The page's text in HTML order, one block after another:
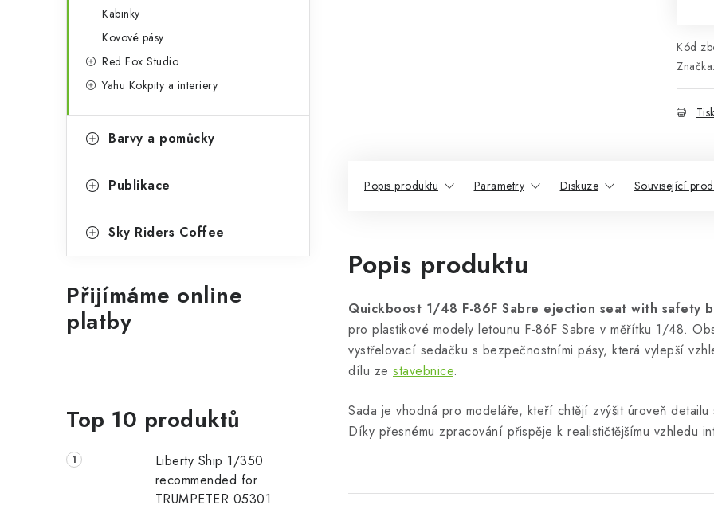
Kabinky
Kovové pásy
Red Fox Studio
Yahu Kokpity a interiery
Barvy a pomůcky
Publikace
Sky Riders Coffee
Přijímáme online
platby
Top 10 produktů
Liberty Ship 1/350
recommended for
TRUMPETER 05301
Kód
Značka:
Tisk
Popis produktu Parametry Diskuze Související
Popis produktu
Quickboost 1/48 F-86F Sabre ejection seat with safety
pro plastikové modely letounu F-86F Sabre v měřítku 1/48.
vystřelovací sedačku s bezpečnostními pásy, která vylepší
dílu ze stavebnice.
Sada je vhodná pro modeláře, kteří chtějí zvýšit úroveň detailu
Díky přesnému zpracování přispěje k realističtějšímu vzhledu